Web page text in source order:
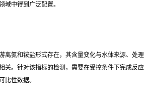
域中得到广泛配置。
离氨和铵盐形式存在，其含量变化与水体来源、处理
关。针对该指标的检测，需要在受控条件下完成反应
比性数据。